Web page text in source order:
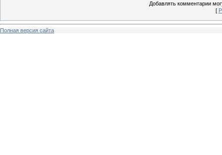
Добавлять комментарии
[
Полная версия сайта